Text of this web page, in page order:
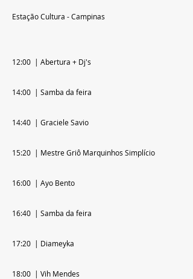
Estação Cultura - Campinas
12:00  | Abertura + Dj's
14:00  | Samba da feira
14:40  | Graciele Savio
15:20  | Mestre Griô Marquinhos Simplício
16:00  | Ayo Bento
16:40  | Samba da feira
17:20  | Diameyka
18:00  | Vih Mendes